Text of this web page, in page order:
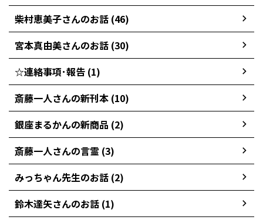
柴村恵美子さんのお話 (46)
宮本真由美さんのお話 (30)
☆連絡事項･報告 (1)
斎藤一人さんの新刊本 (10)
銀座まるかんの新商品 (2)
斎藤一人さんの言霊 (3)
みっちゃん先生のお話 (2)
鈴木達矢さんのお話 (1)